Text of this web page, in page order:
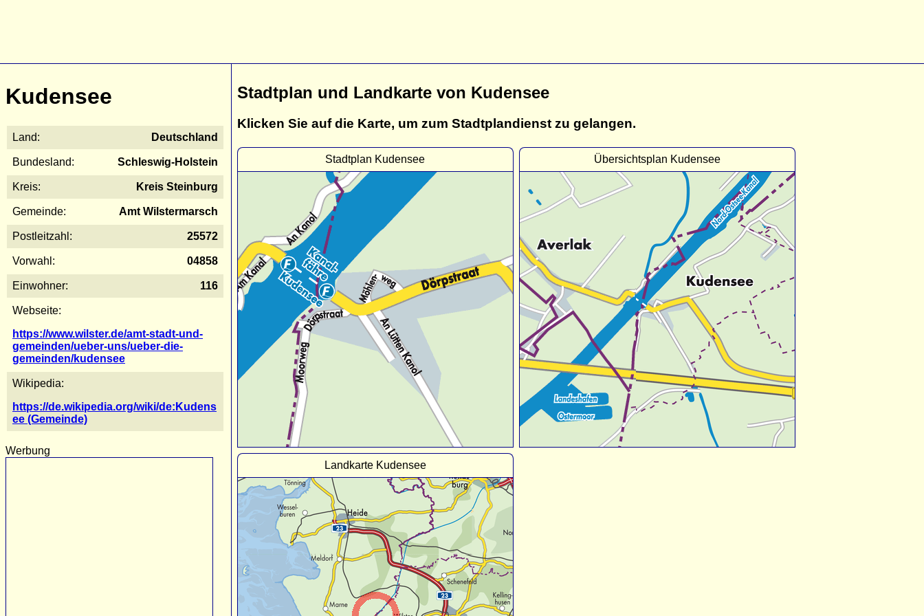
Kudensee
Land: Deutschland
Bundesland: Schleswig-Holstein
Kreis: Kreis Steinburg
Gemeinde: Amt Wilstermarsch
Postleitzahl: 25572
Vorwahl: 04858
Einwohner: 116
Webseite:
https://www.wilster.de/amt-stadt-und-
gemeinden/ueber-uns/ueber-die-
gemeinden/kudensee
Wikipedia:
https://de.wikipedia.org/wiki/de:Kudens
ee (Gemeinde)
Werbung
Stadtplan und Landkarte von Kudensee
Klicken Sie auf die Karte, um zum Stadtplandienst zu gelangen.
Stadtplan Kudensee Übersichtsplan Kudensee
Landkarte Kudensee